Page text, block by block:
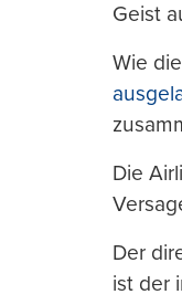
Geist
Wie
Die
Der
ist der